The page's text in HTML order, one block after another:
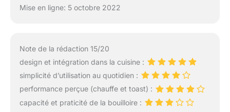
Mise en ligne: 5 octobre 2022
Note de la rédaction 15/20
design et intégration dans la cuisine :
simplicité d’utilisation au quotidien :
performance perçue (chauffe et toast) :
capacité et praticité de la bouilloire :